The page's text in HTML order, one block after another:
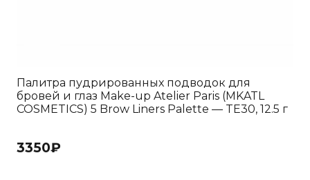
Палитра пудрированных подводок для
бровей и глаз Make-up Atelier Paris (MKATL
COSMETICS) 5 Brow Liners Palette — TE30, 12.5 г
3350₽